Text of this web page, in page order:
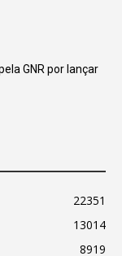
GNR por lançar
22351
13014
8919